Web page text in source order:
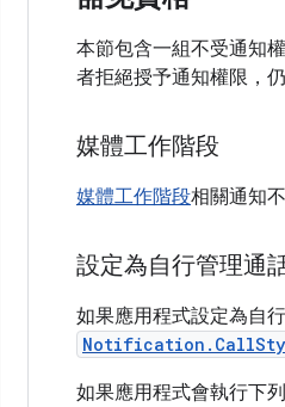
本節包含一組不受通知
者拒絕授予通知權限，
媒體工作階段
媒體工作階段相關通知
設定為自行管理通
如果應用程式設定為自
如果應用程式會執行下